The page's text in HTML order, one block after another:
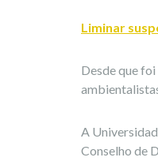
Liminar
Desde que
A
Conselho de